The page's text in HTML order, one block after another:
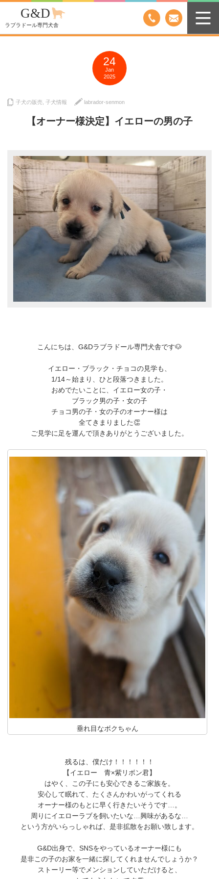
G&D
ラブラドール専門犬舎
24
Jan
2025
子犬の販売 子犬情報 labrador-senmon
【オーナー様決定】イエローの男の子
こんにちは、G&Dラブラドール専門犬舎です🐶
イエロー・ブラック・チョコの見学も、
1/14～始まり、ひと段落つきました。
おめでたいことに、イエロー女の子・
ブラック男の子・女の子
チョコ男の子・女の子のオーナー様は
全てきまりました👏
ご見学に足を運んで頂きありがとうございました。
垂れ目なボクちゃん
残るは、僕だけ！！！！！！
【イエロー 青×紫リボン君】
はやく、この子にも安心できるご家族を。
安心して眠れて、たくさんかわいがってくれる
オーナー様のもとに早く行きたいそうです…。
周りにイエローラブを飼いたいな…興味があるな…
という方がいらっしゃれば、是非拡散をお願い致します。
G&D出身で、SNSをやっているオーナー様にも
是非この子のお家を一緒に探してくれませんでしょうか？
ストーリー等でメンションしていただけると、